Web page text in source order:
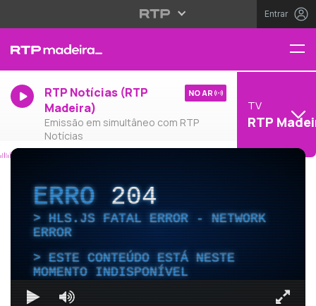
Entrar
RTP Notícias (RTP
Madeira)
Emissão em simultâneo com RTP
Notícias
NO AR
TV
RTP
ERRO204
HLS.JS FATAL ERROR - NETWORK
ERROR
ESTE CONTEÚDO ESTÁ NESTE
MOMENTO INDISPONÍVEL